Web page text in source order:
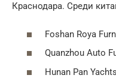
Краснодара. Среди
Foshan Roya
Quanzhou Auto
Hunan Pan